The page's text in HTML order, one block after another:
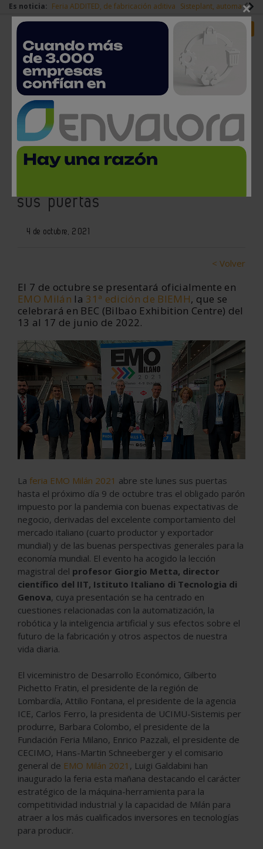
Es noticia: Feria ADDITED, de fabricación aditiva Sisteplant,
Redes Sociales Login empresas
EMO Milán, principal feria
mundial de tecnologías
sus puertas
4 de octubre, 2021
< Volver
El 7 de octubre se presentará oficialmente en
EMO Milán la 31ª edición de BIEMH, que se
celebrará en BEC (Bilbao Exhibition Centre) del
13 al 17 de junio de 2022.
La feria EMO Milán 2021 abre ste lunes sus puertas
hasta el próximo día 9 de octubre tras el obligado parón
impuesto por la pandemia con buenas expectativas de
negocio, derivadas del excelente comportamiento del
mercado italiano (cuarto productor y exportador
mundial) y de las buenas perspectivas generales para la
economía mundial. El evento ha acogido la lección
magistral del profesor Giorgio Metta, director
científico del IIT, Istituto Italiano di Tecnologia di
Genova, cuya presentación se ha centrado en
cuestiones relacionadas con la automatización, la
robótica y la inteligencia artificial y sus efectos sobre el
futuro de la fabricación y otros aspectos de nuestra
vida diaria.
El viceministro de Desarrollo Económico, Gilberto
Pichetto Fratin, el presidente de la región de
Lombardía, Attilio Fontana, el presidente de la agencia
ICE, Carlos Ferro, la presidenta de UCIMU-Sistemis per
produrre, Barbara Colombo, el presidente de la
Fundación Feria Milano, Enrico Pazzali, el presidente de
CECIMO, Hans-Martin Schneeberger y el comisario
general de EMO Milán 2021 , Luigi Galdabini han
inaugurado la feria esta mañana destacando el carácter
estratégico de la máquina-herramienta para la
competitividad industrial y la capacidad de Milán para
atraer a los más cualificados inversores en tecnologías
para producir.
×